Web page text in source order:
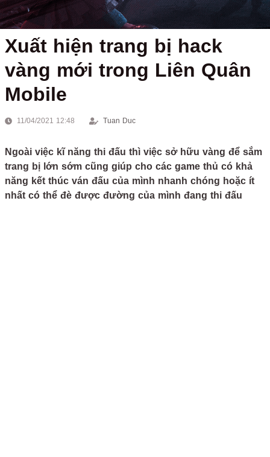
Xuất hiện trang bị hack
vàng mới trong Liên Quân
Mobile
11/04/2021 12:48 Tuan Duc
Ngoài việc kĩ năng thi đấu thì việc sở hữu vàng để sắm
trang bị lớn sớm cũng giúp cho các game thủ có khả
năng kết thúc ván đấu của mình nhanh chóng hoặc ít
nhất có thể đè được đường của mình đang thi đấu